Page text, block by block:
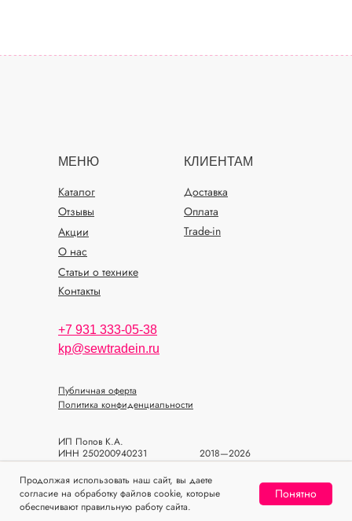
Home Catalog Sign In Favorites Cart
Продолжая использовать наш сайт, вы даете
согласие на обработку файлов cookie, которые
обеспечивают правильную работу сайта.
Понятно
МЕНЮ КЛИЕНТАМ
Каталог
О нас
Доставка
Статьи о технике
Оплата
Отзывы
Акции
Контакты
Trade-in
+7 931 333-05-38
kp@sewtradein.ru
ИП Попов К.А.
ИНН 250200940231
ОГРН 318784700393933
Политика конфиденциальности
Публичная оферта
2018—2026
© SEWTRADEIN